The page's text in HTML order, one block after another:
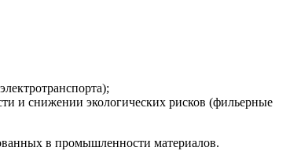
и снижении экологических рисков (фильерные
в промышленности материалов.